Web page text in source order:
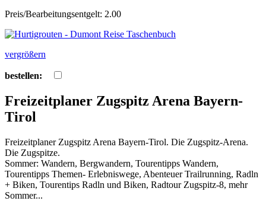
Preis/Bearbeitungsentgelt: 2.00
vergrößern
bestellen:
Freizeitplaner Zugspitz Arena Bayern-
Tirol
Freizeitplaner Zugspitz Arena Bayern-Tirol. Die Zugspitz-Arena.
Die Zugspitze.
Sommer: Wandern, Bergwandern, Tourentipps Wandern,
Tourentipps Themen- Erlebniswege, Abenteuer Trailrunning, Radln
+ Biken, Tourentips Radln und Biken, Radtour Zugspitz-8, mehr
Sommer...